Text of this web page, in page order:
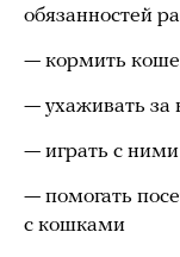
обязанностей
— кормить
— ухаживать за
— играть с ними
— помогать
с кошками